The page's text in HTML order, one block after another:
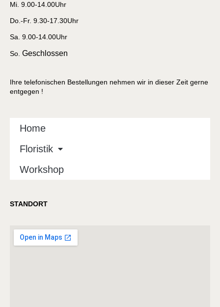
Mi. 9.00-14.00Uhr
Do.-Fr. 9.30-17.30Uhr
Sa. 9.00-14.00Uhr
So. Geschlossen
Ihre telefonischen Bestellungen nehmen wir in dieser Zeit gerne
entgegen !
Home
Floristik
Workshop
STANDORT